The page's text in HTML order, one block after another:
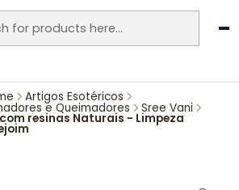
/ Sitemap:
sitemap.xml
Artigos Esotéricos
e Queimadores Sree Vani
resinas Naturais - Limpeza